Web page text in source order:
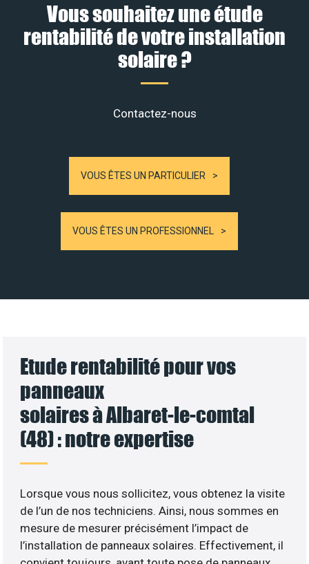
Vous souhaitez une étude
rentabilité de votre installation
solaire ?
Contactez-nous
VOUS ÊTES UN PARTICULIER
VOUS ÊTES UN PROFESSIONNEL
Etude rentabilité pour vos
panneaux
solaires à Albaret-le-comtal
(48) : notre expertise
Lorsque vous nous sollicitez, vous obtenez la visite
de l’un de nos techniciens. Ainsi, nous sommes en
mesure de mesurer précisément l’impact de
l’installation de panneaux solaires. Effectivement, il